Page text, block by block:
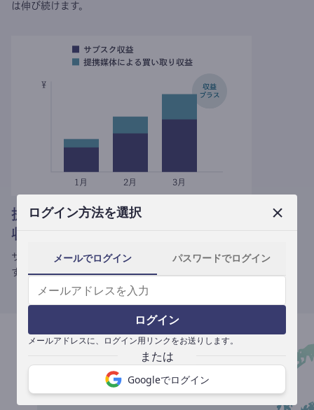
ログイン方法を選択
メールでログイン パスワードでログイン
ログイン
メールアドレスに、ログイン用リンクをお送りします。
Googleでログイン
は伸び続けます。
提携媒体による記事買い取りで
収益がプラスされる
サブスク収益にメディアへの記事提供の売り上げをプラスできま
す。
収益イメージ